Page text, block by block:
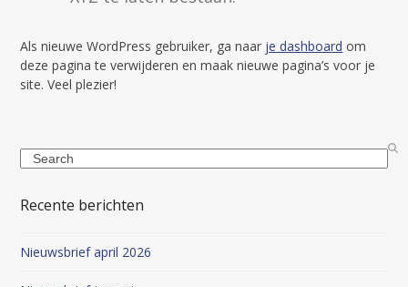
Als nieuwe WordPress gebruiker, ga naar je dashboard om
deze pagina te verwijderen en maak nieuwe pagina’s voor je
site. Veel plezier!
Search
Recente berichten
Nieuwsbrief april 2026